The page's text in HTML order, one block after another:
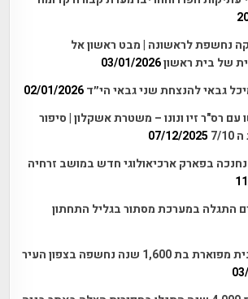
נחשפת לראשונה | מבט ראשון אל
של בית ראשון03/01/2026
גבאי להנצחת שני גבאי הי״ד 02/01/2026
רס"ר זיו ונונו – משטרת אשקלון | סיפור
10
07/12/2025
נחנכה בפארק ארכיאולוגי חדש במושב זרחיה
התגלה במערכת מסתור בגליל התחתון
שרידי אחוזה שומרונית מפוארת בת 1,600 שנה נחשפה בצפון העיר